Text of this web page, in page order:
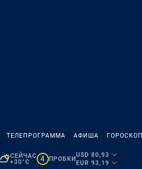
ТЕЛЕПРОГРАММА АФИША ГОРОСКОП
СЕЙЧАС
+30°C
4 ПРОБКИ
USD 80,93
EUR 93,19